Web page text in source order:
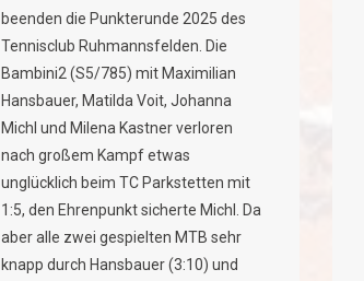
beenden die Punkterunde 2025 des
Tennisclub Ruhmannsfelden. Die
Bambini2 (S5/785) mit Maximilian
Hansbauer, Matilda Voit, Johanna
Michl und Milena Kastner verloren
nach großem Kampf etwas
unglücklich beim TC Parkstetten mit
1:5, den Ehrenpunkt sicherte Michl. Da
aber alle zwei gespielten MTB sehr
knapp durch Hansbauer (3:10) und